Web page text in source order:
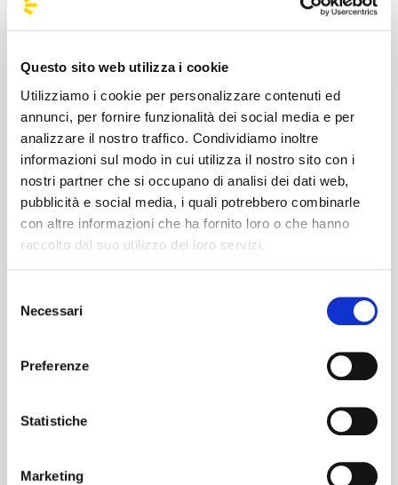
Questo sito web utilizza i cookie
Utilizziamo i cookie per personalizzare contenuti ed
annunci, per fornire funzionalità dei social media e per
analizzare il nostro traffico. Condividiamo inoltre
informazioni sul modo in cui utilizza il nostro sito con i
nostri partner che si occupano di analisi dei dati web,
pubblicità e social media, i quali potrebbero combinarle
con altre informazioni che ha fornito loro o che hanno
raccolto dal suo utilizzo dei loro servizi.
delNecessari
Preferenze
Statistiche
Marketing
di pagare cifre astronomiche per un
Viaggio con altri ENGENE:
perfetta per conoscere persone che
condividono la tua stessa ossessione per
Heeseung, Jay, Jake, Sunghoon, Sunoo,
Jungwon o Ni-ki. Non viaggerai con
sconosciuti, ma con una nuova "family".
Ritorno dopo lo show senza il caos della
metro o del treno: Non dovrai uscire
"Future Perfect" meritano di essere viste
fino all'ultimo secondo!) per paura di
Non restare a terra: riserva il tuo posto a
bordo e preparati a una notte leggendaria
con gli altri ENGENE della zona!